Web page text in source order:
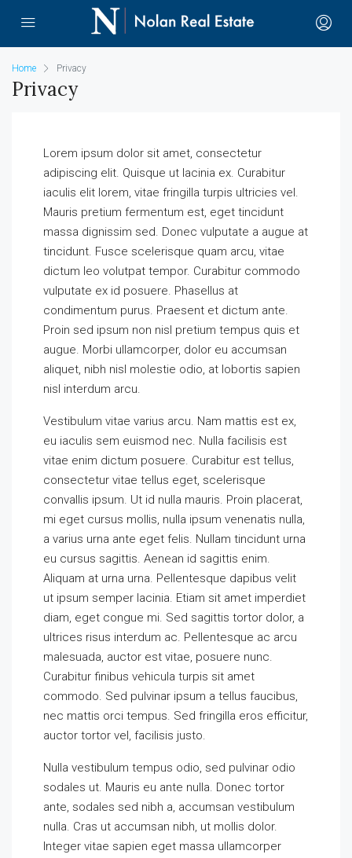
Home Privacy
Privacy
Lorem ipsum dolor sit amet, consectetur
adipiscing elit. Quisque ut lacinia ex. Curabitur
iaculis elit lorem, vitae fringilla turpis ultricies vel.
Mauris pretium fermentum est, eget tincidunt
massa dignissim sed. Donec vulputate a augue at
tincidunt. Fusce scelerisque quam arcu, vitae
dictum leo volutpat tempor. Curabitur commodo
vulputate ex id posuere. Phasellus at
condimentum purus. Praesent et dictum ante.
Proin sed ipsum non nisl pretium tempus quis et
augue. Morbi ullamcorper, dolor eu accumsan
aliquet, nibh nisl molestie odio, at lobortis sapien
nisl interdum arcu.
Vestibulum vitae varius arcu. Nam mattis est ex,
eu iaculis sem euismod nec. Nulla facilisis est
vitae enim dictum posuere. Curabitur est tellus,
consectetur vitae tellus eget, scelerisque
convallis ipsum. Ut id nulla mauris. Proin placerat,
mi eget cursus mollis, nulla ipsum venenatis nulla,
a varius urna ante eget felis. Nullam tincidunt urna
eu cursus sagittis. Aenean id sagittis enim.
Aliquam at urna urna. Pellentesque dapibus velit
ut ipsum semper lacinia. Etiam sit amet imperdiet
diam, eget congue mi. Sed sagittis tortor dolor, a
ultrices risus interdum ac. Pellentesque ac arcu
malesuada, auctor est vitae, posuere nunc.
Curabitur finibus vehicula turpis sit amet
commodo. Sed pulvinar ipsum a tellus faucibus,
nec mattis orci tempus. Sed fringilla eros efficitur,
auctor tortor vel, facilisis justo.
Nulla vestibulum tempus odio, sed pulvinar odio
sodales ut. Mauris eu ante nulla. Donec tortor
ante, sodales sed nibh a, accumsan vestibulum
nulla. Cras ut accumsan nibh, ut mollis dolor.
Integer vitae sapien eget massa ullamcorper